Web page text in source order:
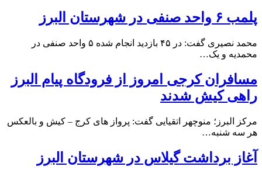
پلمب ۶ واحد صنفی در شهرستان البرز
محمد نصیری گفت: در ۴۵ بازدید انجام شده ۵ واحد صنفی در
محمدیه و یک…
مسافران کرجی امروز از فرودگاه پیام البرز
راهی کیش شدند
مرکز البرز؛ منوچهر اتقیایی گفت: پرواز های کرج – کیش و بالعکس
هر سه شنبه…
آغاز برداشت گیلاس در شهرستان البرز